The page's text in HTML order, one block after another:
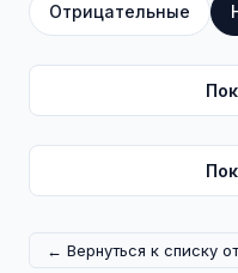
Отрицательные
← Вернуться к списку